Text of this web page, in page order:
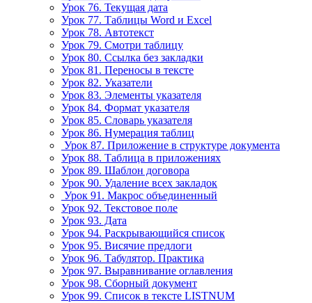
Урок 76. Текущая дата
Урок 77. Таблицы Word и Excel
Урок 78. Автотекст
Урок 79. Смотри таблицу
Урок 80. Ссылка без закладки
Урок 81. Переносы в тексте
Урок 82. Указатели
Урок 83. Элементы указателя
Урок 84. Формат указателя
Урок 85. Словарь указателя
Урок 86. Нумерация таблиц
Урок 87. Приложение в структуре документа
Урок 88. Таблица в приложениях
Урок 89. Шаблон договора
Урок 90. Удаление всех закладок
Урок 91. Макрос объединенный
Урок 92. Текстовое поле
Урок 93. Дата
Урок 94. Раскрывающийся список
Урок 95. Висячие предлоги
Урок 96. Табулятор. Практика
Урок 97. Выравнивание оглавления
Урок 98. Сборный документ
Урок 99. Список в тексте LISTNUM